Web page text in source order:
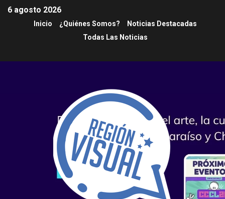
6 agosto 2026
Inicio ¿Quiénes Somos?
Noticias Destacadas
Todas Las Noticias